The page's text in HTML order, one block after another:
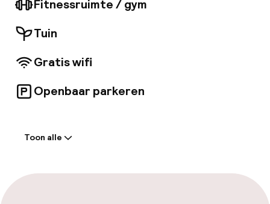
geserveerd en proef de levendige sfeer van
de stad.
Fitnessruimte / gym
Tuin
Gratis wifi
Openbaar parkeren
Laat uitchecken mogelijk
Toon alle